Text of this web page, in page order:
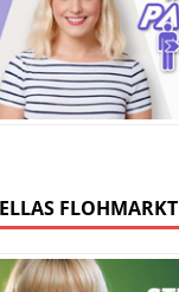
FLOHMARKT